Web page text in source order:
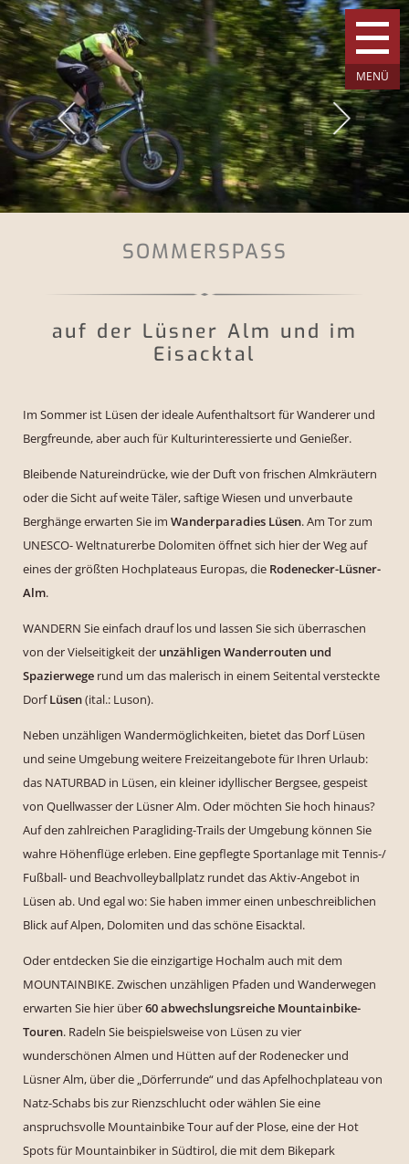
SOMMERSPASS
auf der Lüsner Alm und im
Eisacktal
Im Sommer ist Lüsen der ideale Aufenthaltsort für Wanderer und
Bergfreunde, aber auch für Kulturinteressierte und Genießer.
Bleibende Natureindrücke, wie der Duft von frischen Almkräutern
oder die Sicht auf weite Täler, saftige Wiesen und unverbaute
Berghänge erwarten Sie im Wanderparadies Lüsen. Am Tor zum
UNESCO- Weltnaturerbe Dolomiten öffnet sich hier der Weg auf
eines der größten Hochplateaus Europas, die Rodenecker-Lüsner-
Alm.
WANDERN Sie einfach drauf los und lassen Sie sich überraschen
von der Vielseitigkeit der unzähligen Wanderrouten und
Spazierwegerund um das malerisch in einem Seitental versteckte
DorfLüsen(ital.: Luson).
Neben unzähligen Wandermöglichkeiten, bietet das Dorf Lüsen
und seine Umgebung weitere Freizeitangebote für Ihren Urlaub:
das NATURBAD in Lüsen, ein kleiner idyllischer Bergsee, gespeist
von Quellwasser der Lüsner Alm. Oder möchten Sie hoch hinaus?
Auf den zahlreichen Paragliding-Trails der Umgebung können Sie
wahre Höhenflüge erleben. Eine gepflegte Sportanlage mit Tennis-/
Fußball- und Beachvolleyballplatz rundet das Aktiv-Angebot in
Lüsen ab. Und egal wo: Sie haben immer einen unbeschreiblichen
Blick auf Alpen, Dolomiten und das schöne Eisacktal.
Oder entdecken Sie die einzigartige Hochalm auch mit dem
MOUNTAINBIKE. Zwischen unzähligen Pfaden und Wanderwegen
erwarten Sie hier über60 abwechslungsreiche Mountainbike-
Touren. Radeln Sie beispielsweise von Lüsen zu vier
wunderschönen Almen und Hütten auf der Rodenecker und
Lüsner Alm, über die „Dörferrunde“ und das Apfelhochplateau von
Natz-Schabs bis zur Rienzschlucht oder wählen Sie eine
anspruchsvolle Mountainbike Tour auf der Plose, eine der Hot
Spots für Mountainbiker in Südtirol, die mit dem Bikepark